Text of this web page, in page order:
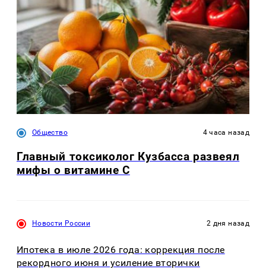
Общество 4 часа назад
Главный токсиколог Кузбасса развеял
мифы о витамине С
Новости России 2 дня назад
Ипотека в июле 2026 года: коррекция после
рекордного июня и усиление вторички